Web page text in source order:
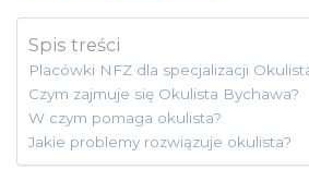
Spis treści
Placówki NFZ dla specjalizacji
Czym zajmuje się Okulista Bychawa?
W czym pomaga okulista?
Jakie problemy rozwiązuje okulista?